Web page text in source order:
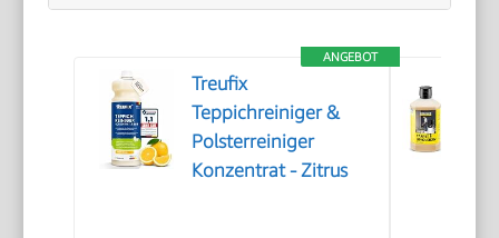
ANGEBOT
Treufix
Teppichreiniger &
Polsterreiniger
Konzentrat - Zitrus